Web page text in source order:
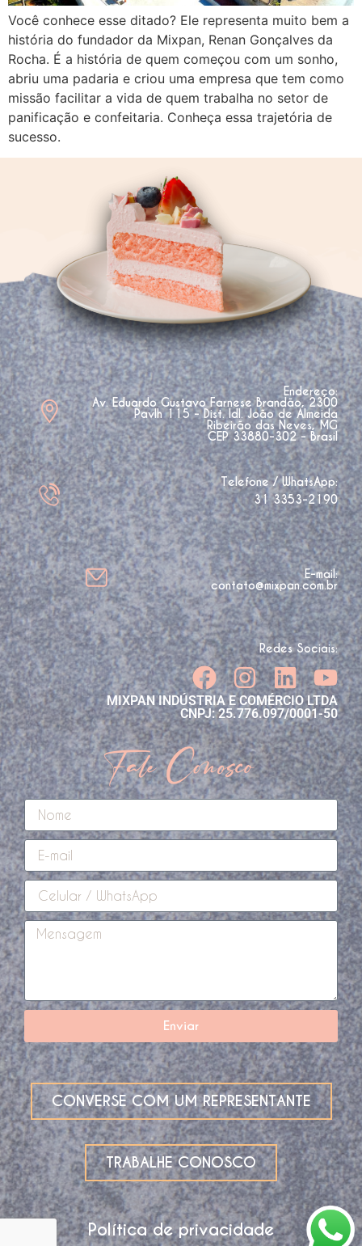
Você conhece esse ditado? Ele representa muito bem a
história do fundador da Mixpan, Renan Gonçalves da
Rocha. É a história de quem começou com um sonho,
abriu uma padaria e criou uma empresa que tem como
missão facilitar a vida de quem trabalha no setor de
panificação e confeitaria. Conheça essa trajetória de
sucesso.
Endereço:
Av. Eduardo Gustavo Farnese Brandão, 2300
Pavlh 115 - Dist. Idl. João de Almeida
Ribeirão das Neves, MG
CEP 33880-302 - Brasil
Telefone / WhatsApp:
31 3353-2190
E-mail:
contato@mixpan.com.br
Redes Sociais:
MIXPAN INDÚSTRIA E COMÉRCIO LTDA
CNPJ: 25.776.097/0001-50
Fale Conosco
Enviar
CONVERSE COM UM REPRESENTANTE
TRABALHE CONOSCO
Política de privacidade